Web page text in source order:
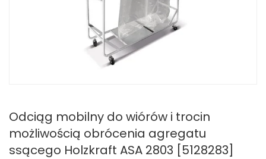
Odciąg mobilny do wiórów i trocin
możliwością obrócenia agregatu
ssącego Holzkraft ASA 2803 [5128283]